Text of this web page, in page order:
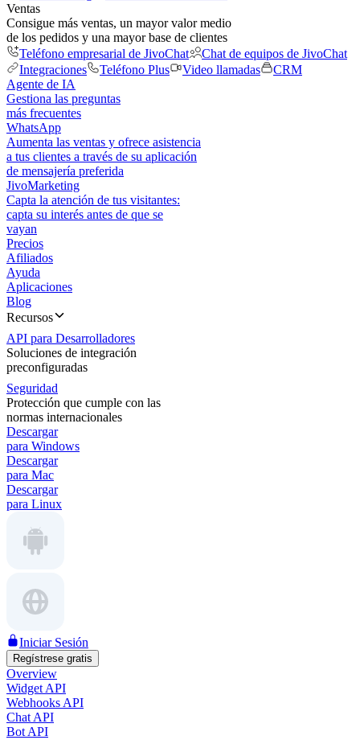
Ventas
Consigue más ventas, un mayor valor medio
de los pedidos y una mayor base de clientes
Teléfono empresarial de JivoChat
Chat de equipos de JivoChat
Integraciones
Teléfono Plus Video llamadas
CRM
Agente de IA
Gestiona las preguntas
más frecuentes
WhatsApp
Aumenta las ventas y ofrece asistencia
a tus clientes a través de su aplicación
de mensajería preferida
JivoMarketing
Capta la atención de tus visitantes:
capta su interés antes de que se
vayan
Precios
Afiliados
Ayuda
Aplicaciones
Blog
Recursos
API para Desarrolladores
Soluciones de integración
preconfiguradas
Seguridad
Protección que cumple con las
normas internacionales
Descargar
para Windows
Descargar
para Mac
Descargar
para Linux
Iniciar Sesión
Regístrese gratis
Overview
Widget API
Webhooks API
Chat API
Bot API